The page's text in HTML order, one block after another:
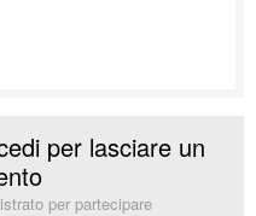
per lasciare un
per partecipare